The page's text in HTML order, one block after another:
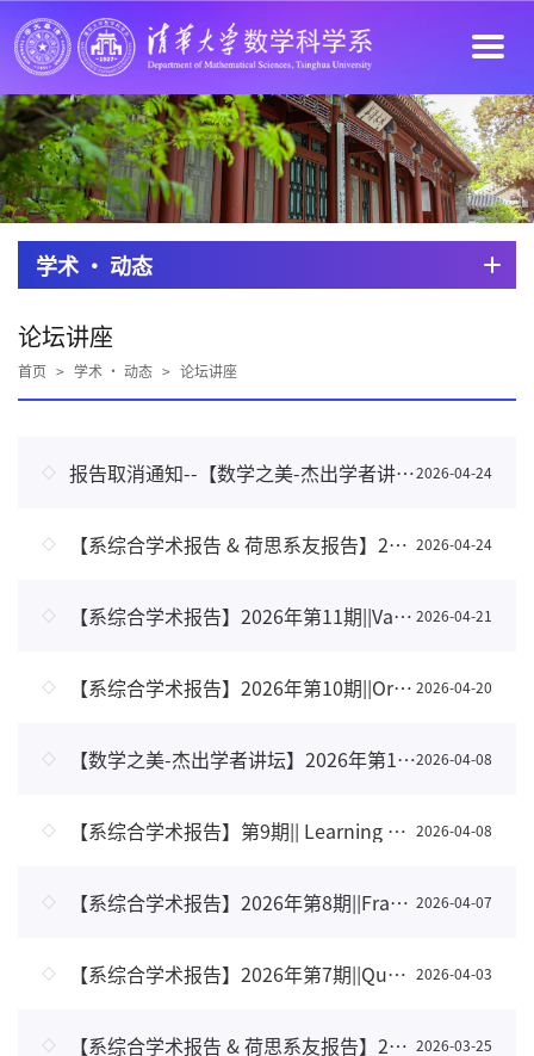
学术 · 动态
论坛讲座
首页 > 学术 · 动态 > 论坛讲座
2026-04-24
报告取消通知--【数学之美-杰出学者讲坛】2026年第2期 || 陈省身先生对中国数学的贡献
2026-04-24
【系综合学术报告 & 荷思系友报告】2026年4月24日
2026-04-21
【系综合学术报告】2026年第11期||Vanishing viscosity limit of two interacting shocks to compresssible Navier-Stokes equations
2026-04-20
【系综合学术报告】2026年第10期||Orthogonal ring patterns and discrete constant mean curvature surfaces
2026-04-08
【数学之美-杰出学者讲坛】2026年第1期 || Renormalization Ideas in Mathematics and Physics
2026-04-08
【系综合学术报告】第9期|| Learning an Optimal Investment Policy with Transaction Costs via a Randomized Dynkin Game
2026-04-07
【系综合学术报告】2026年第8期||Fractal geometry of the Markov and Lagrange spectra and their set difference
2026-04-03
【系综合学术报告】2026年第7期||Quantized traces from Fredholm determinants, K-theory, and physics
2026-03-25
【系综合学术报告 & 荷思系友报告】2026年第1、2期